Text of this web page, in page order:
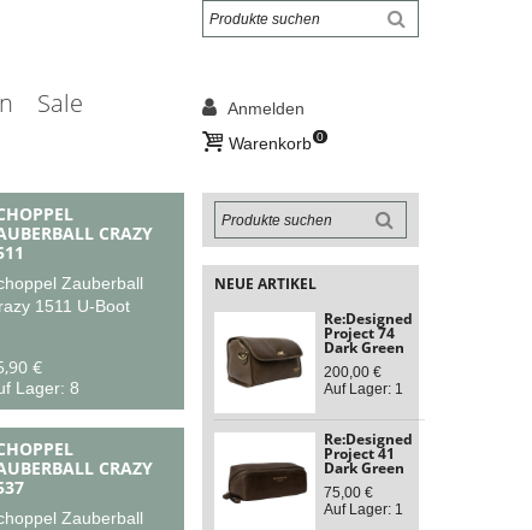
Sale
Anmelden
Warenkorb 0
CRAZY
Zauberball
1511 U-Boot
€
Lager: 8
CRAZY
Zauberball
NEUE ARTIKEL
Re:Designed
Project 74
Dark Green
200,00 €
Auf Lager: 1
Re:Designed
Project 41
Dark Green
75,00 €
Auf Lager: 1